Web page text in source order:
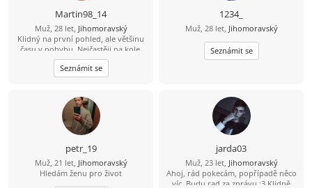
Martin98_14
Muž, 28 let, Jihomoravský
Klidný na první pohled, ale většinu
času v pohybu. Nejčastěji na kole.
Mám rád dobré jídlo a čas strávený
v pohodě bez zbytečných dramat.
Spíš parťák než šéf. Opora jo, chaos
sedneme v reálu. Klidně kafe nebo
procházka.
Seznámit se
1234_
Muž, 28 let, Jihomoravský
Seznámit se
petr_19
Muž, 21 let, Jihomoravský
Hledám ženu pro život
jarda03
Muž, 23 let, Jihomoravský
Ahoj, rád pokecám, popřípadě něco
víc. Budu rad za zprávu :3 Klidně